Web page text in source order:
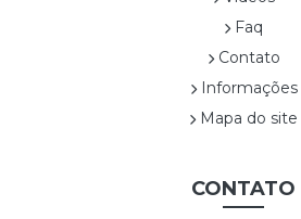
CES0012A CESTA COM FRUTAS
CONF0002A BRIGADEIRO
Faq
Contato
Informações
Mapa do site
CONTATO